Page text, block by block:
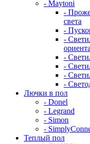
- Maytoni
-
света
-
-
-
-
-
-
Лючки в пол
- Donel
- Legrand
- Simon
-
Теплый пол